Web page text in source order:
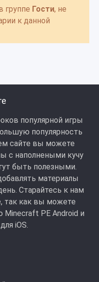
группе Гости, не
к данной
популярной игры
популярность
сайте вы можете
с наполнеными кучу
быть полезными.
материалы
Старайтесь к нам
так как вы можете
PE Android и
iOS.